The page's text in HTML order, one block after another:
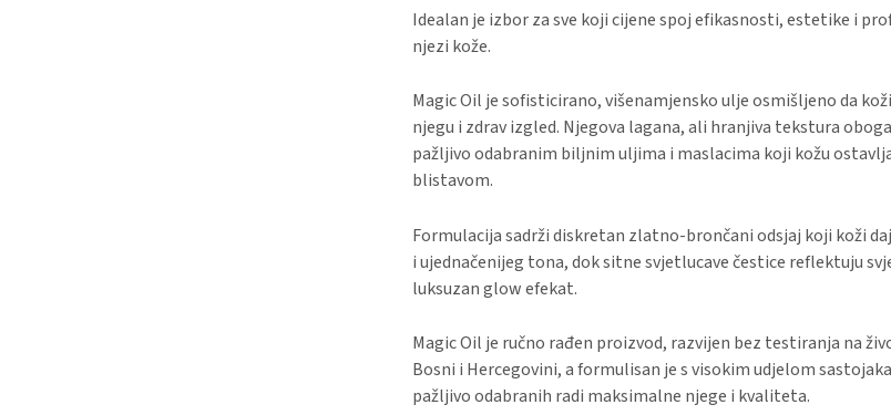
Idealan je izbor za sve koji cijene spoj efikasnosti, estetike i
njezi kože.
Magic Oil je sofisticirano, višenamjensko ulje osmišljeno da
njegu i zdrav izgled. Njegova lagana, ali hranjiva tekstura
pažljivo odabranim biljnim uljima i maslacima koji kožu
blistavom.
Formulacija sadrži diskretan zlatno-brončani odsjaj koji koži
i ujednačenijeg tona, dok sitne svjetlucave čestice reflektuju
luksuzan glow efekat.
Magic Oil je ručno rađen proizvod, razvijen bez testiranja na
Bosni i Hercegovini, a formulisan je s visokim udjelom
pažljivo odabranih radi maksimalne njege i kvaliteta.